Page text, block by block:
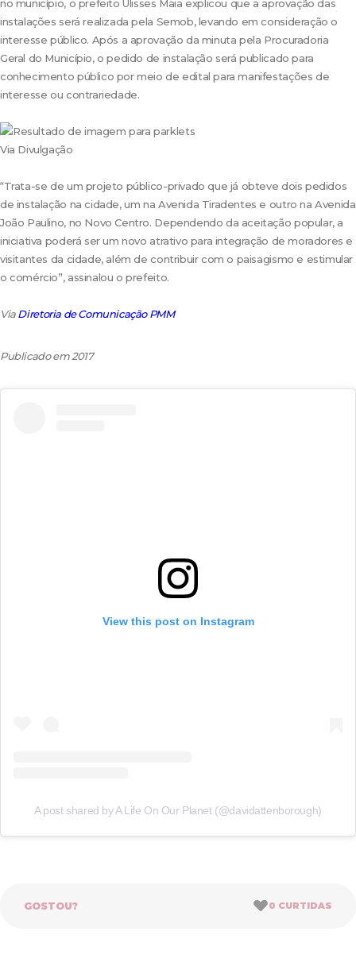
no município, o prefeito Ulisses Maia explicou que a aprovação das
instalações será realizada pela Semob, levando em consideração o
interesse público. Após a aprovação da minuta pela Procuradoria
Geral do Município, o pedido de instalação será publicado para
conhecimento público por meio de edital para manifestações de
interesse ou contrariedade.
Via Divulgação
“Trata-se de um projeto público-privado que já obteve dois pedidos
de instalação na cidade, um na Avenida Tiradentes e outro na Avenida
João Paulino, no Novo Centro. Dependendo da aceitação popular, a
iniciativa poderá ser um novo atrativo para integração de moradores e
visitantes da cidade, além de contribuir com o paisagismo e estimular
o comércio”, assinalou o prefeito.
ViaDiretoria de Comunicação PMM
Publicado em 2017
View this post on Instagram
A post shared by A Life On Our Planet (@davidattenborough)
GOSTOU? 0 CURTIDAS